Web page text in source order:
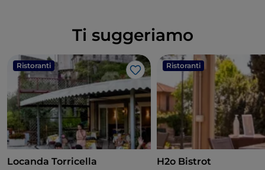
Ti suggeriamo
Ristoranti
Like
Locanda Torricella
Ristoranti
H2o Bistrot